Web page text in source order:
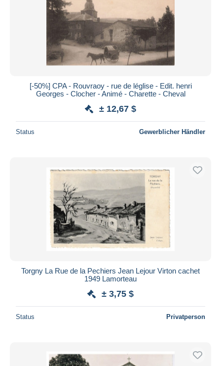
[-50%] CPA - Rouvraoy - rue de léglise - Edit. henri
Georges - Clocher - Animé - Charette - Cheval
± 12,67 $
Status Gewerblicher Händler
Torgny La Rue de la Pechiers Jean Lejour Virton cachet
1949 Lamorteau
± 3,75 $
Status Privatperson